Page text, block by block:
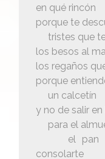
en qué rincón
porque te
tristes que
los besos al
los regaños
porque
un calcetín
y no de salir
para el
el pan de
consolarte